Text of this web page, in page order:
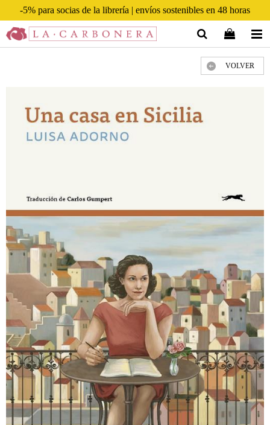
-5% para socias de la librería | envíos sostenibles en 48 horas
VOLVER